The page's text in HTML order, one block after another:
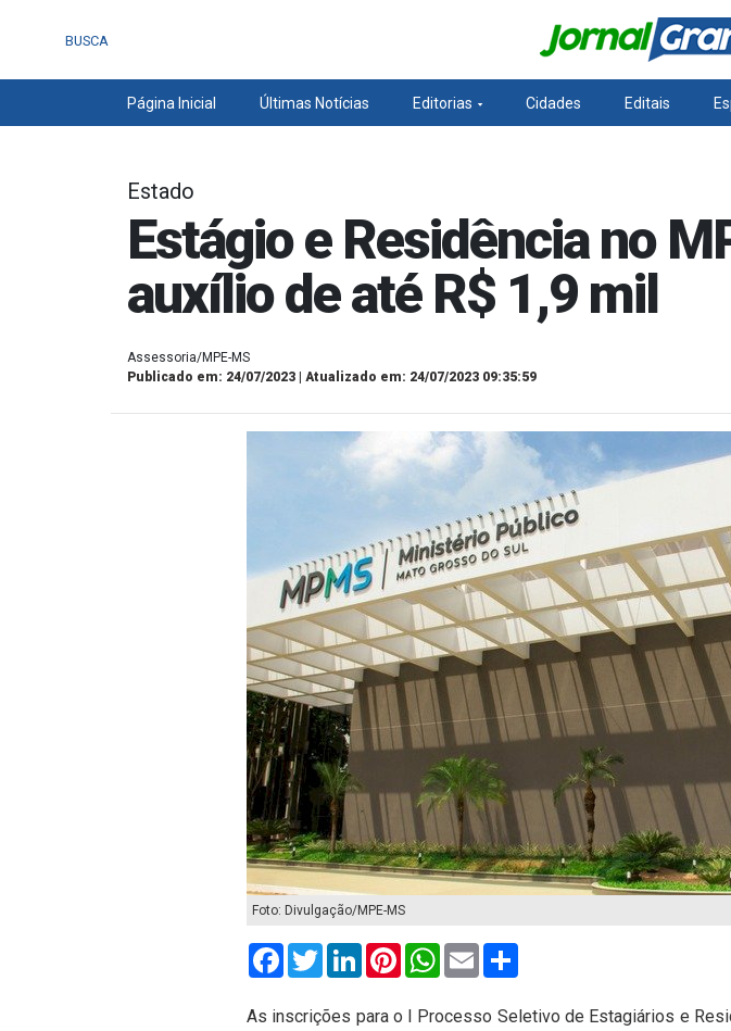
BUSCA
Página Inicial Últimas Notícias Editorias Cidades Editais
Estado
Estágio e Residência no
auxílio de até R$ 1,9 mil
Assessoria/MPE-MS
Publicado em: 24/07/2023 | Atualizado em: 24/07/2023 09:35:59
Foto: Divulgação/MPE-MS
FacebookTwitterLinkedInPinterestWhatsApp
Email
As inscrições para o I Processo Seletivo de Estagiários e